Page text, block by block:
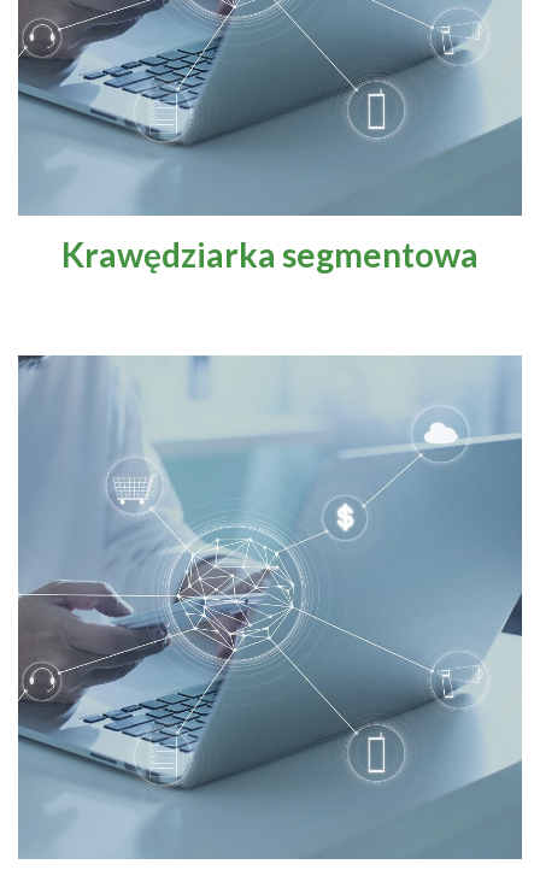
Krawędziarka segmentowa